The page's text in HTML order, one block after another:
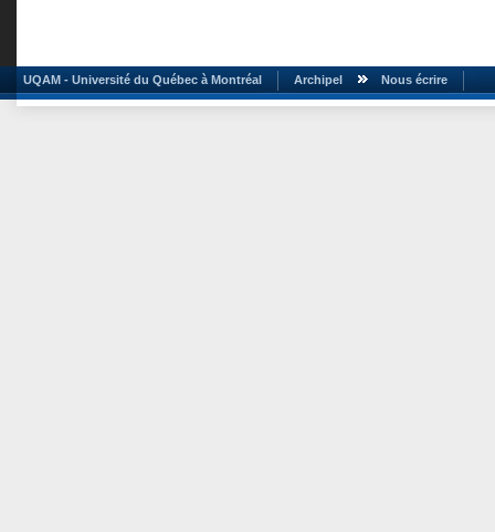
UQAM - Université du Québec à Montréal Archipel Nous écrire